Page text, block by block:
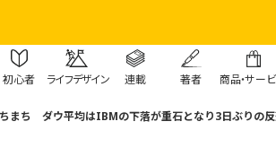
初心者 ライフデザイン 連載 著者 商品・サー
まち ダウ平均はIBMの下落が重石となり3日ぶりの